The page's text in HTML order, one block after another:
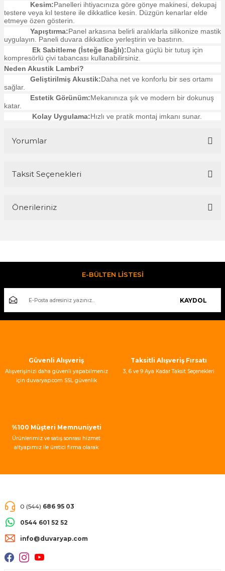
Kesim:Panelleri ihtiyacınıza göre gönye makinesi, dekupaj
testere veya kıl testere ile dikkatlice kesin. Düzgün kenarlar elde
etmeye özen gösterin.
Yapıştırma:Panel arkasına belirli aralıklarla silikonize mastik
uygulayın. Paneli duvara dikkatlice yerleştirin ve bastırın.
Ek Sabitleme (İsteğe Bağlı):Daha güçlü bir tutuş için
kompresörlü çivi tabancası kullanabilirsiniz.
Neden Akustik Lambri?
Geliştirilmiş Akustik:Daha net ve konforlu bir ses ortamı
sağlar.
Estetik Görünüm:Mekanınıza şık ve modern bir dokunuş
katar.
Kolay Uygulama:Hızlı ve pratik montaj imkanı sunar.
Yorumlar
Taksit Seçenekleri
Önerileriniz
Görüş ve önerileriniz için teşekkür ederiz.
Ürün resmi kalitesiz, bozuk veya görüntülenemiyor.
Ürün açıklamasında eksik bilgiler bulunuyor.
Ürün bilgilerinde hatalar bulunuyor.
E-BÜLTEN LİSTESİ
KAYDOL
Güvenli Alışveriş
Alışverişinizi daha güvenli yapabilmeniz
için duvaryap.com SSL güvenlik
Taksitli Alışveriş Fırsatı
3, 6 ve 9 Aya Kadar Taksit Seçenekleri
%100 Müşteri Memnuniyeti
Ürünlerimiz ve satış sonrası hizmet
altyapımız ile üretici firma olarak
0 (544) 686 95 03
0544 601 52 52
info@duvaryap.com